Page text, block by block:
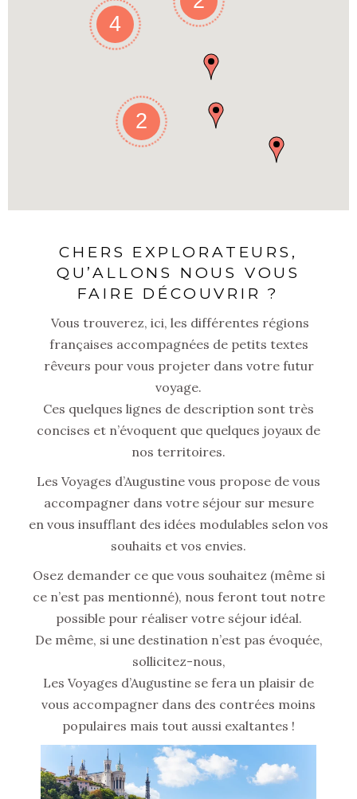
4
2
CHERS EXPLORATEURS,
QU’ALLONS NOUS VOUS
FAIRE DÉCOUVRIR ?
Vous trouverez, ici, les différentes régions
françaises accompagnées de petits textes
rêveurs pour vous projeter dans votre futur
voyage.
Ces quelques lignes de description sont très
concises et n’évoquent que quelques joyaux de
nos territoires.
Les Voyages d’Augustine vous propose de vous
accompagner dans votre séjour sur mesure
en vous insufflant des idées modulables selon vos
souhaits et vos envies.
Osez demander ce que vous souhaitez (même si
ce n’est pas mentionné), nous feront tout notre
possible pour réaliser votre séjour idéal.
De même, si une destination n’est pas évoquée,
sollicitez-nous,
Les Voyages d’Augustine se fera un plaisir de
vous accompagner dans des contrées moins
populaires mais tout aussi exaltantes !